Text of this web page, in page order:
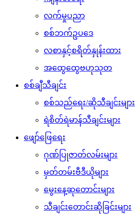
လက်မှုပညာ
စစ်ဘက်ဥပဒေ
လစာနှင့်စရိတ်နှုန်းထား
အထွေထွေဗဟုသုတ
စစ်ချီသီချင်း
စစ်သည်ရေး/ဆိုသီချင်းများ
ရဲစိတ်ရဲမာန်သီချင်းများ
ဖျော်ဖြေရေး
ဂုဏ်ပြုဇာတ်လမ်းများ
မှတ်တမ်းဗီဒီယိုများ
မွေးနေ့ဆုတောင်းများ
သီချင်းတောင်းဆိုခြင်းများ